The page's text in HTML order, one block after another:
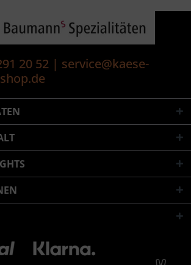
20 52 | service@kaese-